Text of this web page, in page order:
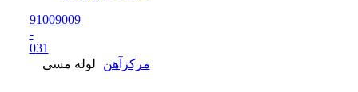
91009009
-
031
مرکزآهن
لوله مسی